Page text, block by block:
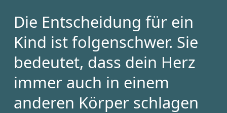
Die Entscheidung für ein
Kind ist folgenschwer. Sie
bedeutet, dass dein Herz
immer auch in einem
anderen Körper schlagen